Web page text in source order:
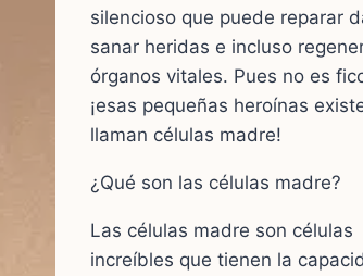
silencioso que puede reparar
sanar heridas e incluso
órganos vitales. Pues no es
¡esas pequeñas heroínas
llaman células madre!
¿Qué son las células madre?
Las células madre son células
increíbles que tienen la